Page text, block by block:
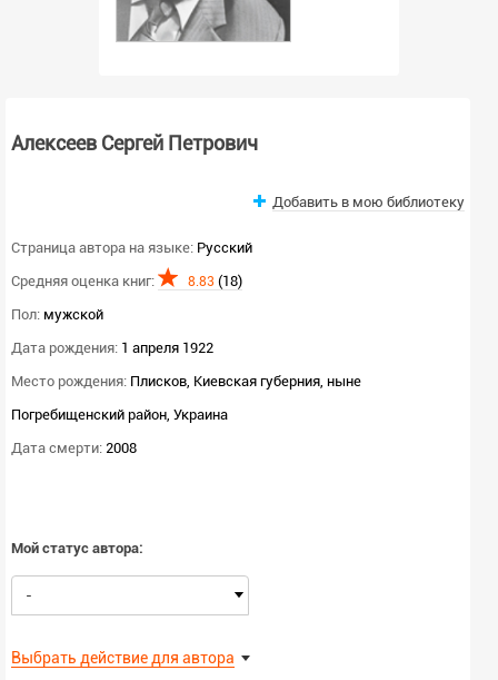
Алексеев Сергей Петрович
Добавить в мою библиотеку
Страница автора на языке: Русский
Средняя оценка книг:
8.83 (18)
Пол: мужской
Дата рождения: 1 апреля 1922
Место рождения: Плисков, Киевская губерния, ныне
Погребищенский район, Украина
Дата смерти: 2008
Мой статус автора:
-
Выбрать действие для автора